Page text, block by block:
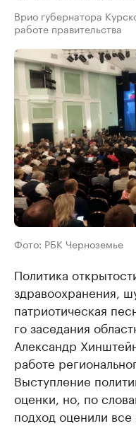
Врио губернатора
работе правительства
Фото: РБК Черноземье
Политика
здравоохранения,
патриотическая
го заседания
Александр
работе
Выступление
оценки, но, по
подход оценили